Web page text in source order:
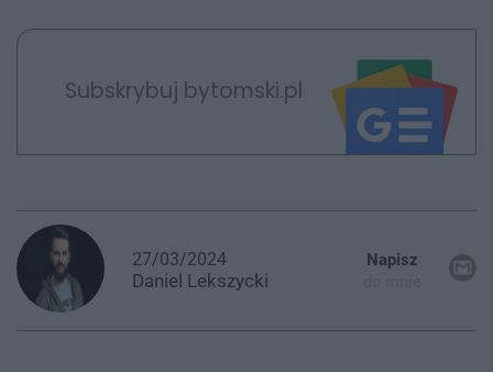
Subskrybuj bytomski.pl
27/03/2024
Daniel Lekszycki
Napisz